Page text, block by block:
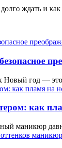
долго ждать и
Новый год —
как
маникюр